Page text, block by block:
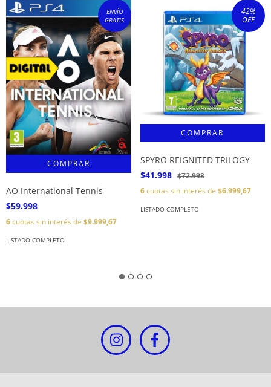
ENVÍO
GRATIS
AO International Tennis
$59.998
6cuotas sin interés de $9.999,67
LISTADO COMPLETO
42%
OFF
SPYRO REIGNITED TRILOGY
$41.998 $72.998
6cuotas sin interés de $6.999,67
LISTADO COMPLETO